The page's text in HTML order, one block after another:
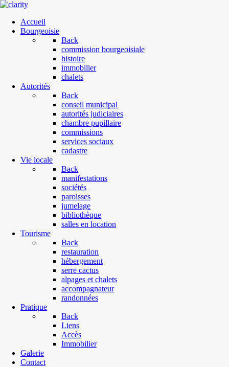
Accueil
Bourgeoisie
Back
commission bourgeoisiale
histoire
immobilier
chalets
Autorités
Back
conseil municipal
autorités judiciaires
chambre pupillaire
commissions
services sociaux
cadastre
Vie locale
Back
manifestations
sociétés
paroisses
jumelage
bibliothèque
salles en location
Tourisme
Back
restauration
hébergement
serre cactus
alpages et chalets
accompagnateur
randonnées
Pratique
Back
Liens
Accès
Immobilier
Galerie
Contact